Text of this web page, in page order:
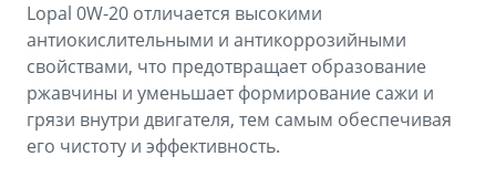
Lopal 0W-20 отличается высокими
антиокислительными и антикоррозийными
свойствами, что предотвращает образование
ржавчины и уменьшает формирование сажи и
грязи внутри двигателя, тем самым обеспечивая
его чистоту и эффективность.